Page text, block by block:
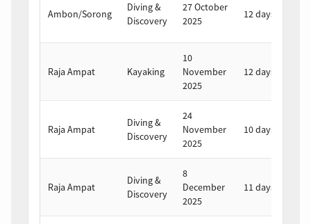
Ambon/Sorong
Diving &
Discovery
27 October
2025
12 days
Raja Ampat Kayaking
10
November
2025
12 days
Raja Ampat
Diving &
Discovery
24
November
2025
10 days
Raja Ampat
Diving &
Discovery
8
December
2025
11 days